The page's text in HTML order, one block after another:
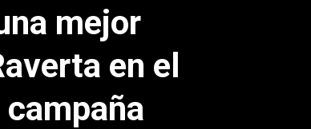
mejor
en el